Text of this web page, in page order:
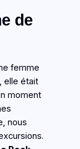
de
femme
elle était
moment
nous